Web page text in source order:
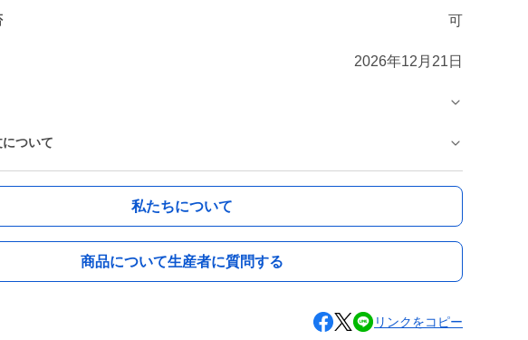
可
2026年12月21日
ついて
私たちについて
商品について生産者に質問する
リンクをコピー